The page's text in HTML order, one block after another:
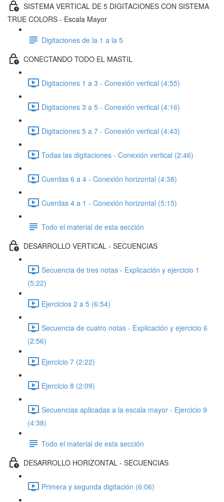
SISTEMA VERTICAL DE 5 DIGITACIONES CON SISTEMA
TRUE COLORS - Escala Mayor
Digitaciones de la 1 a la 5
CONECTANDO TODO EL MASTIL
Digitaciones 1 a 3 - Conexión vertical (4:55)
Digitaciones 3 a 5 - Conexión vertical (4:16)
Digitaciones 5 a 7 - Conexión vertical (4:43)
Todas las digitaciones - Conexión vertical (2:46)
Cuerdas 6 a 4 - Conexión horizontal (4:38)
Cuerdas 4 a 1 - Conexión horizontal (5:15)
Todo el material de esta sección
DESARROLLO VERTICAL - SECUENCIAS
Secuencia de tres notas - Explicación y ejercicio 1
(5:22)
Ejercicios 2 a 5 (6:54)
Secuencia de cuatro notas - Explicación y ejercicio 6
(2:56)
Ejercicio 7 (2:22)
Ejercicio 8 (2:09)
Secuencias aplicadas a la escala mayor - Ejercicio 9
(4:38)
Todo el material de esta sección
DESARROLLO HORIZONTAL - SECUENCIAS
Primera y segunda digitación (6:06)